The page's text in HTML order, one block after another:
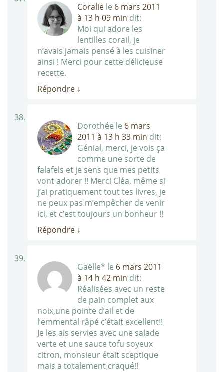
Coralie le 6 mars 2011
à 13 h 09 min dit:
Moi qui adore les
lentilles corail, je
n’avais jamais pensé à les cuisiner
ainsi ! Merci pour cette délicieuse
recette.
Répondre ↓
Dorothée le 6 mars
2011 à 13 h 33 min dit:
Génial, merci, je vois ça
comme une sorte de
falafels et je sens que mes petits
vont adorer !! Merci Cléa, même si
j’ai pratiquement tout tes livres, je
ne peux pas m’empêcher de venir
ici, et c’est toujours un bonheur !!
Répondre ↓
Gaëlle* le 6 mars 2011
à 14 h 42 min dit:
Réalisées avec un reste
de pain complet aux
noix,une pointe d’ail et de
l’emmental râpé c’était excellent!!
Je les ais servies avec une salade
verte et une sauce tofu soyeux
citron, monsieur était sceptique
mais a totalement craqué!!